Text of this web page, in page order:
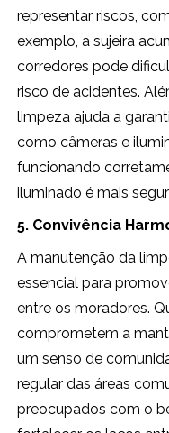
representar riscos,
exemplo, a sujeira
corredores pode
risco de acidentes.
limpeza ajuda a
como câmeras e
funcionando
iluminado é mais
5. Convivência
A manutenção da
essencial para
entre os moradores.
comprometem a
um senso de
regular das áreas
preocupados com o